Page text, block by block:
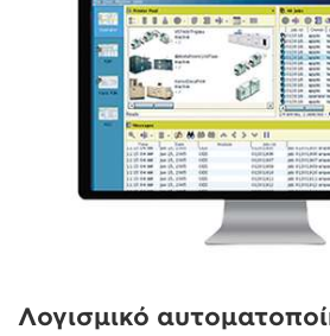
Λογισμικό